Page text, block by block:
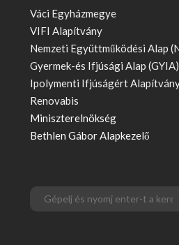
Váci Egyházmegye
VIFI Alapítvány
Nemzeti Együttműködési Alap
Gyermek-és Ifjúsági Alap (GYIA)
Ipolymenti Ifjúságért
Renovabis
Miniszterelnökség
Bethlen Gábor Alapkezelő